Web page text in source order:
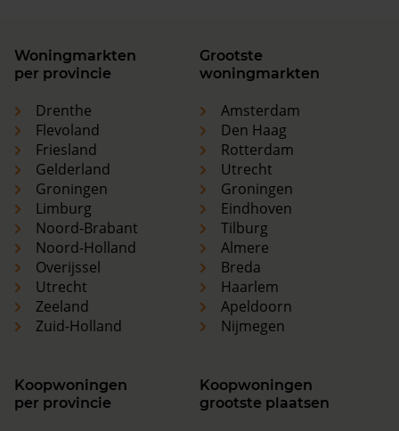
Woningmarkten
per provincie
Drenthe
Flevoland
Friesland
Gelderland
Groningen
Limburg
Noord-Brabant
Noord-Holland
Overijssel
Utrecht
Zeeland
Zuid-Holland
Grootste
woningmarkten
Amsterdam
Den Haag
Rotterdam
Utrecht
Groningen
Eindhoven
Tilburg
Almere
Breda
Haarlem
Apeldoorn
Nijmegen
Koopwoningen
per provincie
Koopwoningen
grootste plaatsen